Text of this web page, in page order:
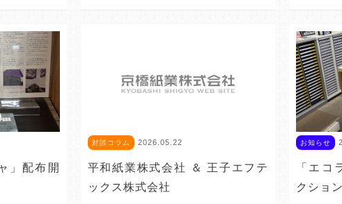
」配布開
対談コラム 2026.05.22
平和紙業株式会社 ＆ 王子エフテ
ックス株式会社
お知らせ
「エコ
クション